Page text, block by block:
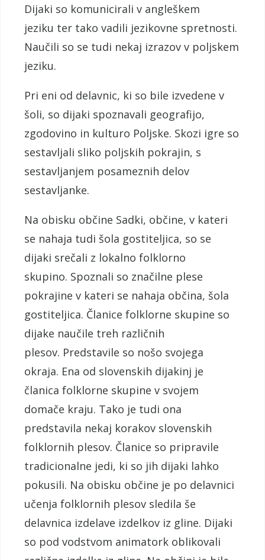
Dijaki so komunicirali v angleškem
jeziku ter tako vadili jezikovne spretnosti.
Naučili so se tudi nekaj izrazov v poljskem
jeziku.
Pri eni od delavnic, ki so bile izvedene v
šoli, so dijaki spoznavali geografijo,
zgodovino in kulturo Poljske. Skozi igre so
sestavljali sliko poljskih pokrajin, s
sestavljanjem posameznih delov
sestavljanke.
Na obisku občine Sadki, občine, v kateri
se nahaja tudi šola gostiteljica, so se
dijaki srečali z lokalno folklorno
skupino. Spoznali so značilne plese
pokrajine v kateri se nahaja občina, šola
gostiteljica. Članice folklorne skupine so
dijake naučile treh različnih
plesov. Predstavile so nošo svojega
okraja. Ena od slovenskih dijakinj je
članica folklorne skupine v svojem
domače kraju. Tako je tudi ona
predstavila nekaj korakov slovenskih
folklornih plesov. Članice so pripravile
tradicionalne jedi, ki so jih dijaki lahko
pokusili. Na obisku občine je po delavnici
učenja folklornih plesov sledila še
delavnica izdelave izdelkov iz gline. Dijaki
so pod vodstvom animatork oblikovali